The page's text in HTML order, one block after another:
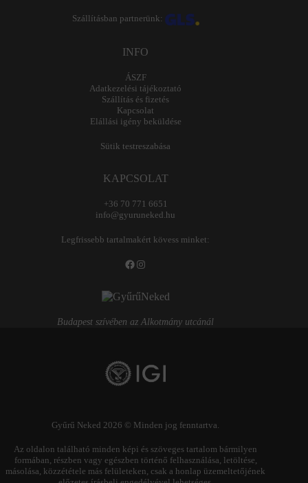
Szállításban partnerünk:
INFO
ÁSZF
Adatkezelési tájékoztató
Szállítás és fizetés
Kapcsolat
Elállási igény beküldése
Sütik testreszabása
KAPCSOLAT
+36 70 771 6651
info@gyuruneked.hu
Legfrissebb tartalmakért kövess minket:
Facebook
Instagram
Budapest szívében az Alkotmány utcánál
Gyűrű Neked 2026 © Minden jog fenntartva.
Az oldalon található minden képi és szöveges tartalom bármilyen
formában, részben vagy egészben történő felhasználása, letöltése,
másolása, közzététele más felületeken, csak a honlap üzemeltetőjének